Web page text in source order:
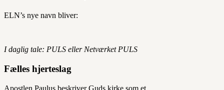
ELN’s nye navn bliver:
I daglig tale: PULS eller Netværket PULS
Fælles hjerteslag
Apostlen Paulus beskriver Guds kirke som et